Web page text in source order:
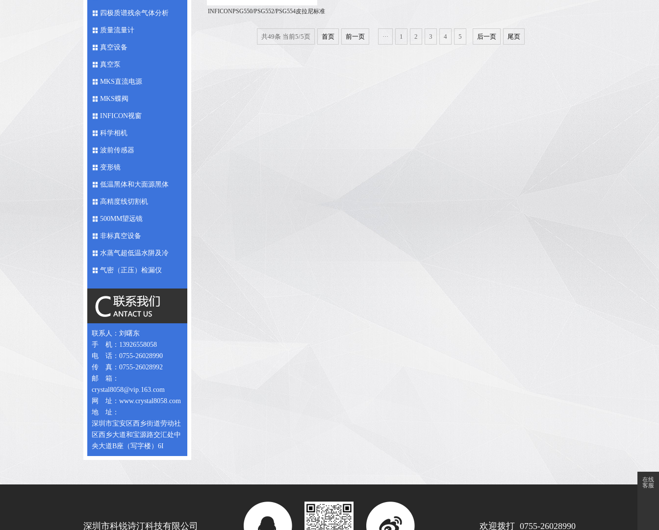
空馈入件
四极质谱残余气体分析
仪
质量流量计
真空设备
真空泵
MKS直流电源
MKS蝶阀
INFICON视窗
科学相机
波前传感器
变形镜
低温黑体和大面源黑体
高精度线切割机
500MM望远镜
非标真空设备
水蒸气超低温水阱及冷
媒
气密（正压）检漏仪
联系人：刘曙东
手 机：13926558058
电 话：0755-26028990
传 真：0755-26028992
邮 箱：
crystal8058@vip.163.com
网 址：www.crystal8058.com
地 址：
深圳市宝安区西乡街道劳动社
区西乡大道和宝源路交汇处中
央大道B座（写字楼）6I
INFICONPSG550/PSG552/PSG554皮拉尼标准
共49条 当前5/5页 首页 前一页 ··· 1 2 3 4 5 后一页 尾页
深圳市科锐诗汀科技有限公司 欢迎拨打 0755-26028990
在线
客服